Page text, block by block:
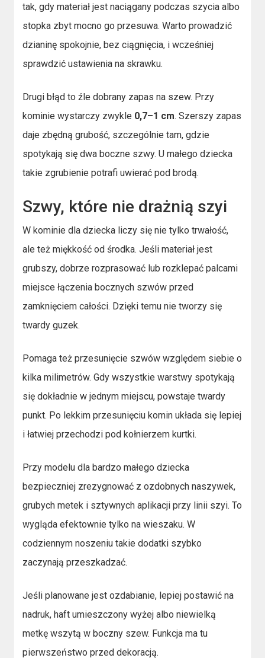
tak, gdy materiał jest naciągany podczas szycia albo
stopka zbyt mocno go przesuwa. Warto prowadzić
dzianinę spokojnie, bez ciągnięcia, i wcześniej
sprawdzić ustawienia na skrawku.
Drugi błąd to źle dobrany zapas na szew. Przy
kominie wystarczy zwykle 0,7–1 cm. Szerszy zapas
daje zbędną grubość, szczególnie tam, gdzie
spotykają się dwa boczne szwy. U małego dziecka
takie zgrubienie potrafi uwierać pod brodą.
Szwy, które nie drażnią szyi
W kominie dla dziecka liczy się nie tylko trwałość,
ale też miękkość od środka. Jeśli materiał jest
grubszy, dobrze rozprasować lub rozklepać palcami
miejsce łączenia bocznych szwów przed
zamknięciem całości. Dzięki temu nie tworzy się
twardy guzek.
Pomaga też przesunięcie szwów względem siebie o
kilka milimetrów. Gdy wszystkie warstwy spotykają
się dokładnie w jednym miejscu, powstaje twardy
punkt. Po lekkim przesunięciu komin układa się lepiej
i łatwiej przechodzi pod kołnierzem kurtki.
Przy modelu dla bardzo małego dziecka
bezpieczniej zrezygnować z ozdobnych naszywek,
grubych metek i sztywnych aplikacji przy linii szyi. To
wygląda efektownie tylko na wieszaku. W
codziennym noszeniu takie dodatki szybko
zaczynają przeszkadzać.
Jeśli planowane jest ozdabianie, lepiej postawić na
nadruk, haft umieszczony wyżej albo niewielką
metkę wszytą w boczny szew. Funkcja ma tu
pierwszeństwo przed dekoracją.